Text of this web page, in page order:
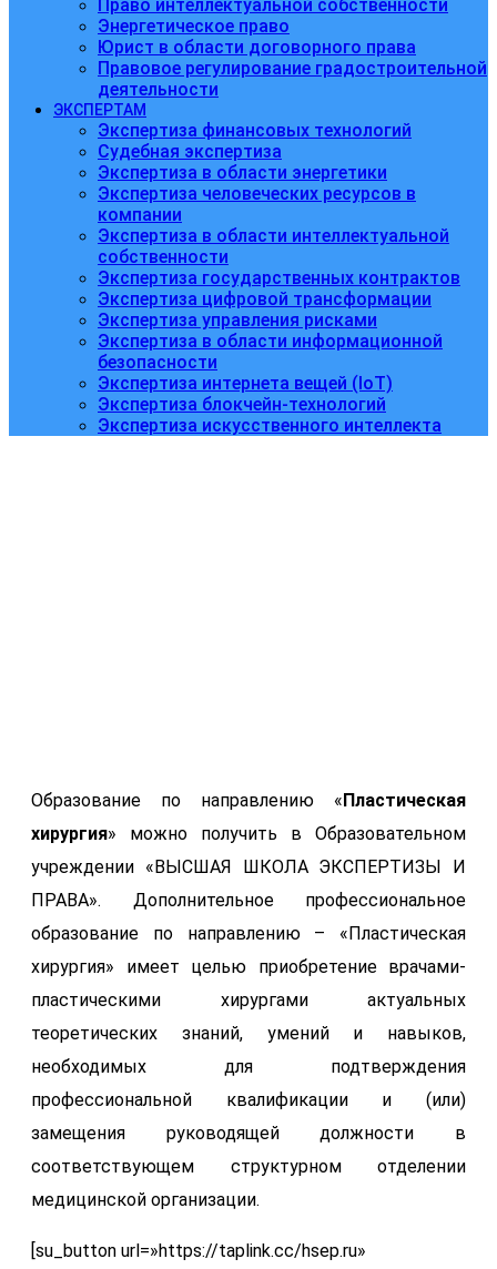
Право интеллектуальной собственности
Энергетическое право
Юрист в области договорного права
Правовое регулирование градостроительной
деятельности
ЭКСПЕРТАМ
Экспертиза финансовых технологий
Судебная экспертиза
Экспертиза в области энергетики
Экспертиза человеческих ресурсов в
компании
Экспертиза в области интеллектуальной
собственности
Экспертиза государственных контрактов
Экспертиза цифровой трансформации
Экспертиза управления рисками
Экспертиза в области информационной
безопасности
Экспертиза интернета вещей (IoT)
Экспертиза блокчейн-технологий
Экспертиза искусственного интеллекта
Образование по направлению «Пластическая
хирургия» можно получить в Образовательном
учреждении «ВЫСШАЯ ШКОЛА ЭКСПЕРТИЗЫ И
ПРАВА». Дополнительное профессиональное
образование по направлению – «Пластическая
хирургия» имеет целью приобретение врачами-
пластическими хирургами актуальных
теоретических знаний, умений и навыков,
необходимых для подтверждения
профессиональной квалификации и (или)
замещения руководящей должности в
соответствующем структурном отделении
медицинской организации.
[su_button url=»https://taplink.cc/hsep.ru»